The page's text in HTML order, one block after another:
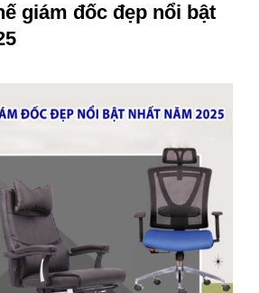
giám đốc đẹp nổi bật